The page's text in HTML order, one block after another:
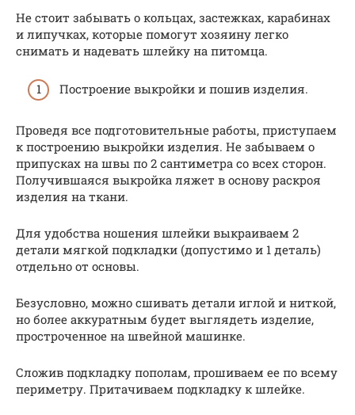
Не стоит забывать о кольцах, застежках, карабинах
и липучках, которые помогут хозяину легко
снимать и надевать шлейку на питомца.
Построение выкройки и пошив изделия.
Проведя все подготовительные работы, приступаем
к построению выкройки изделия. Не забываем о
припусках на швы по 2 сантиметра со всех сторон.
Получившаяся выкройка ляжет в основу раскроя
изделия на ткани.
Для удобства ношения шлейки выкраиваем 2
детали мягкой подкладки (допустимо и 1 деталь)
отдельно от основы.
Безусловно, можно сшивать детали иглой и ниткой,
но более аккуратным будет выглядеть изделие,
простроченное на швейной машинке.
Сложив подкладку пополам, прошиваем ее по всему
периметру. Притачиваем подкладку к шлейке.